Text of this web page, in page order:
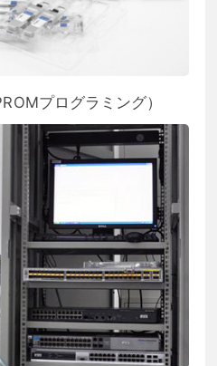
プログラミング）